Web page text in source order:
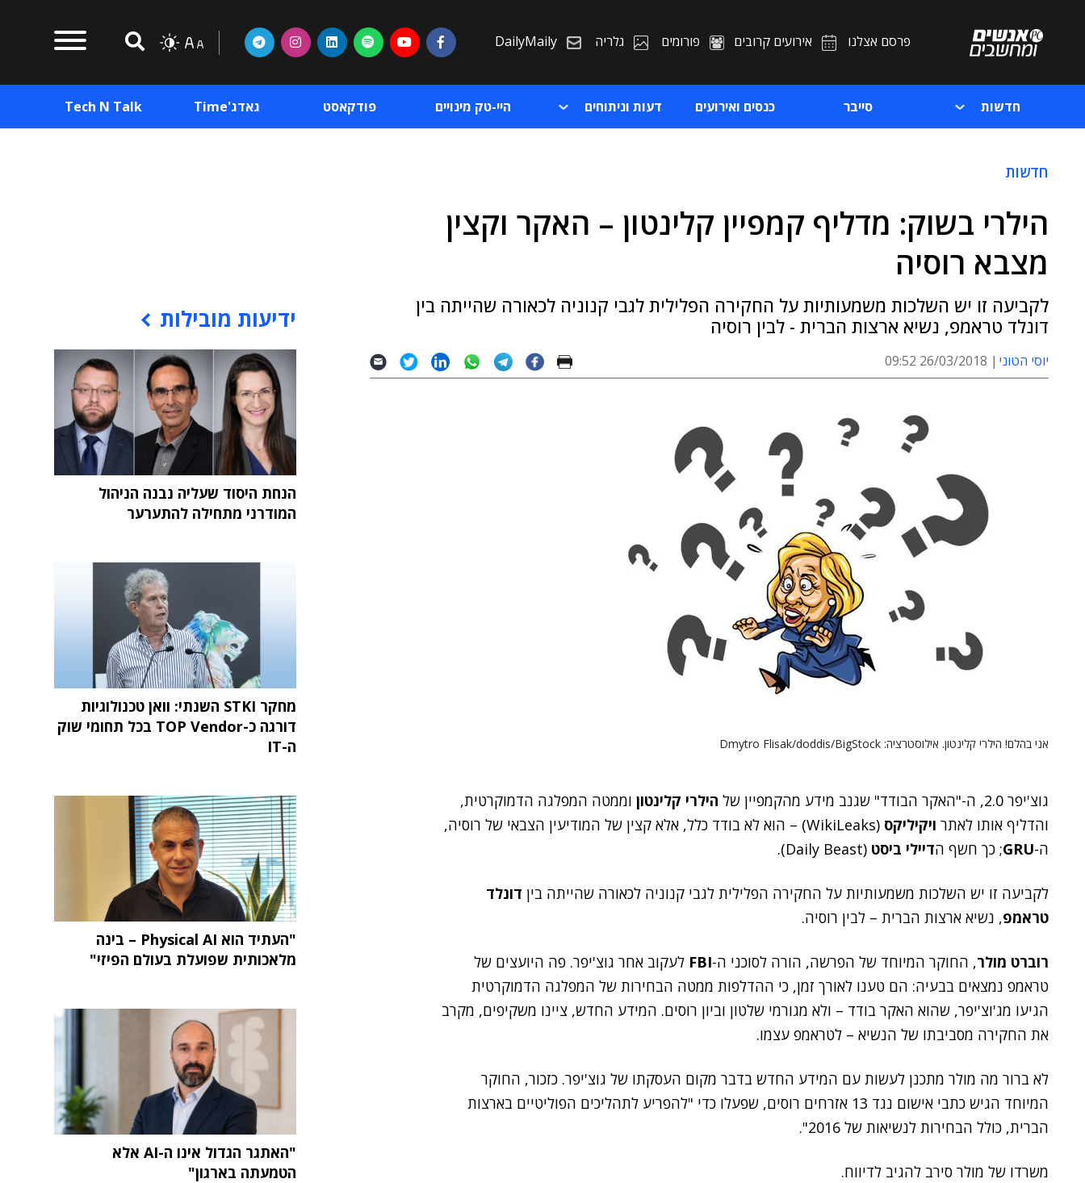
פרסם אצלנו אירועים קרובים פורומים גלריה DailyMaily
חדשות סייבר כנסים ואירועים דעות וניתוחים היי-טק מינויים פודקאסט גאדג'Time Tech N Talk
חדשות
הילרי בשוק: מדליף קמפיין קלינטון – האקר וקצין
מצבא רוסיה
לקביעה זו יש השלכות משמעותיות על החקירה הפלילית לגבי קנוניה לכאורה שהייתה בין
דונלד טראמפ, נשיא ארצות הברית - לבין רוסיה
יוסי הטוני 26/03/2018 09:52
אני בהלם! הילרי קלינטון. אילוסטרציה: Dmytro Flisak/doddis/BigStock
גוצ'יפר 2.0, ה-"האקר הבודד" שגנב מידע מהקמפיין של הילרי קלינטון וממטה המפלגה הדמוקרטית,
והדליף אותו לאתר ויקיליקס
(WikiLeaks) – הוא לא בודד כלל, אלא קצין של המודיעין הצבאי של רוסיה,
ה-GRU; כך חשף הדיילי ביסט (Daily Beast).
לקביעה זו יש השלכות משמעותיות על החקירה הפלילית לגבי קנוניה לכאורה שהייתה בין דונלד
טראמפ, נשיא ארצות הברית – לבין רוסיה.
רוברט מולר, החוקר המיוחד של הפרשה, הורה לסוכני ה-FBI לעקוב אחר גוצ'יפר. פה היועצים של
טראמפ נמצאים בבעיה: הם טענו לאורך זמן, כי ההדלפות ממטה הבחירות של המפלגה הדמוקרטית
הגיעו מג'וצ'יפר, שהוא האקר בודד – ולא מגורמי שלטון וביון רוסים. המידע החדש, ציינו משקיפים, מקרב
את החקירה מסביבתו של הנשיא – לטראמפ עצמו.
לא ברור מה מולר מתכנן לעשות עם המידע החדש בדבר מקום העסקתו של גוצ'יפר. כזכור, החוקר
המיוחד הגיש כתבי אישום נגד 13 אזרחים רוסים, שפעלו כדי "להפריע לתהליכים הפוליטיים בארצות
הברית, כולל הבחירות לנשיאות של 2016".
משרדו של מולר סירב להגיב לדיווח.
ידיעות מובילות
הנחת היסוד שעליה נבנה הניהול
המודרני מתחילה להתערער
מחקר STKI השנתי: וואן טכנולוגיות
דורגה כ-TOP Vendor בכל תחומי שוק
ה-IT
"העתיד הוא Physical AI – בינה
מלאכותית שפועלת בעולם הפיזי"
"האתגר הגדול אינו ה-AI אלא
הטמעתה בארגון"